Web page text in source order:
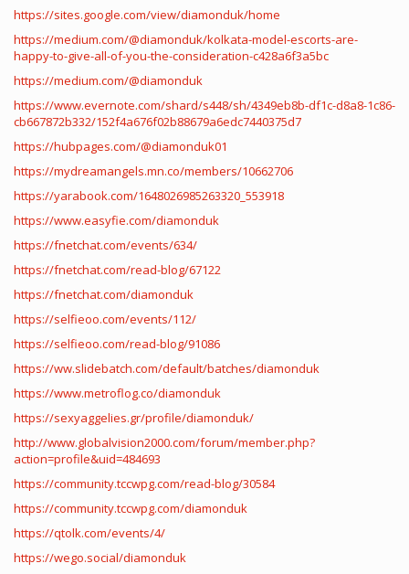
https://sites.google.com/view/diamonduk/home
https://medium.com/@diamonduk/kolkata-model-escorts-are-
happy-to-give-all-of-you-the-consideration-c428a6f3a5bc
https://medium.com/@diamonduk
https://www.evernote.com/shard/s448/sh/4349eb8b-df1c-d8a8-1c86-
cb667872b332/152f4a676f02b88679a6edc7440375d7
https://hubpages.com/@diamonduk01
https://mydreamangels.mn.co/members/10662706
https://yarabook.com/1648026985263320_553918
https://www.easyfie.com/diamonduk
https://fnetchat.com/events/634/
https://fnetchat.com/read-blog/67122
https://fnetchat.com/diamonduk
https://selfieoo.com/events/112/
https://selfieoo.com/read-blog/91086
https://ww.slidebatch.com/default/batches/diamonduk
https://www.metroflog.co/diamonduk
https://sexyaggelies.gr/profile/diamonduk/
http://www.globalvision2000.com/forum/member.php?
action=profile&uid=484693
https://community.tccwpg.com/read-blog/30584
https://community.tccwpg.com/diamonduk
https://qtolk.com/events/4/
https://wego.social/diamonduk